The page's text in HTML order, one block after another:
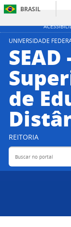
BRASIL
UNIVERSIDADE
SEAD
de
REITORIA
Buscar no portal